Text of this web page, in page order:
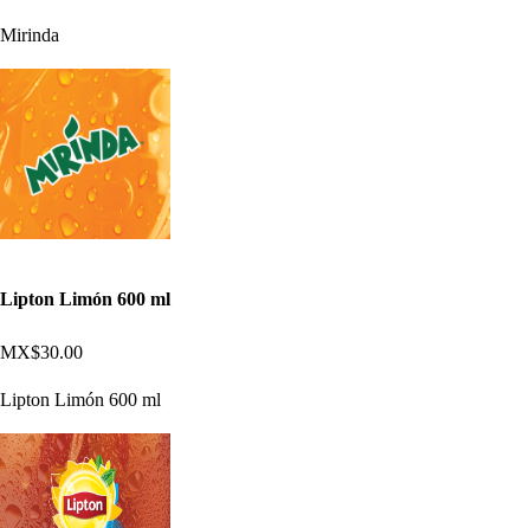
Mirinda
Lipton Limón 600 ml
MX$30.00
Lipton Limón 600 ml